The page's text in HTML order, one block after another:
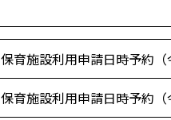
保育施設利用申請日時予約
保育施設利用申請日時予約